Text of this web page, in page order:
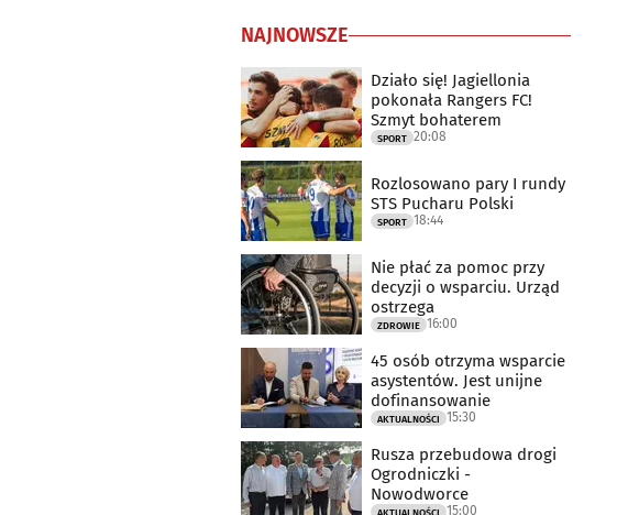
NAJNOWSZE
Działo się! Jagiellonia
pokonała Rangers FC!
Szmyt bohaterem
SPORT 20:08
Rozlosowano pary I rundy
STS Pucharu Polski
SPORT 18:44
Nie płać za pomoc przy
decyzji o wsparciu. Urząd
ostrzega
ZDROWIE 16:00
45 osób otrzyma wsparcie
asystentów. Jest unijne
dofinansowanie
AKTUALNOŚCI 15:30
Rusza przebudowa drogi
Ogrodniczki -
Nowodworce
AKTUALNOŚCI 15:00